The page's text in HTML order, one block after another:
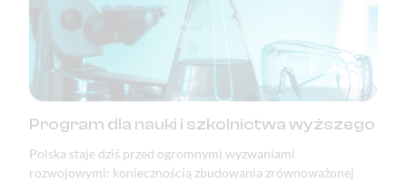
Program dla nauki i szkolnictwa wyższego
Polska staje dziś przed ogromnymi wyzwaniami
rozwojowymi: koniecznością zbudowania zrównoważonej